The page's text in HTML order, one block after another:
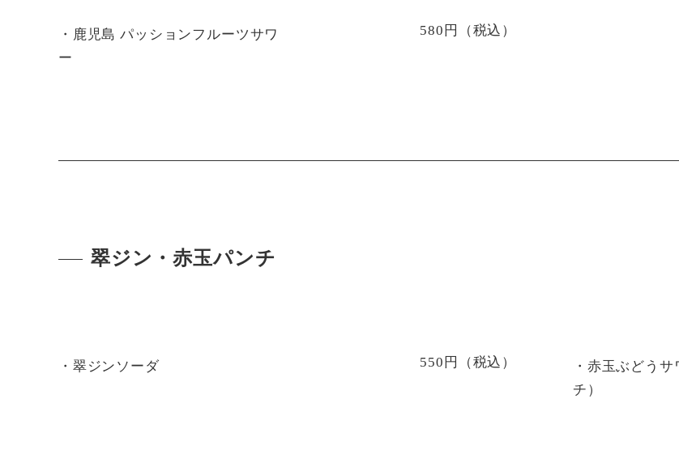
・鹿児島 パッションフルーツサワ
ー
580円（税込）
翠ジン・赤玉パンチ
・翠ジンソーダ 550円（税込）
・赤玉ぶどう
チ）